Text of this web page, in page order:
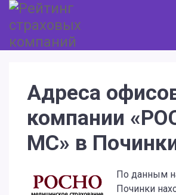
Адреса
компании
МС» в
По данным
Починки